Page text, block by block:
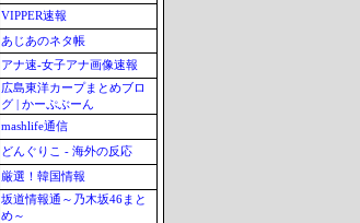
VIPPER速報
あじあのネタ帳
アナ速‐女子アナ画像速報
広島東洋カープまとめブロ
グ | かーぷぶーん
mashlife通信
どんぐりこ - 海外の反応
厳選！韓国情報
坂道情報通～乃木坂46まと
め～